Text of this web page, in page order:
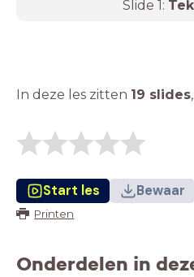
Slide 1:
In deze les zitten 19 slides,
Start les Bewaar
Printen
Onderdelen in